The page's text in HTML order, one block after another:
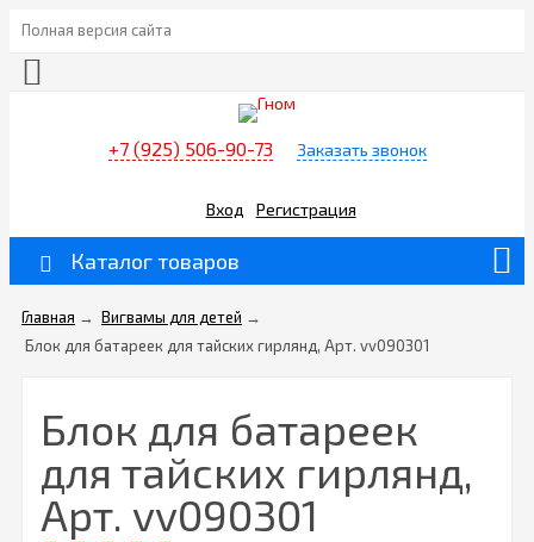
Полная версия сайта
+7 (925) 506-90-73 Заказать звонок
Вход Регистрация
Каталог товаров
Главная → Вигвамы для детей →
Блок для батареек для тайских гирлянд, Арт. vv090301
Блок для батареек
для тайских гирлянд,
Арт. vv090301